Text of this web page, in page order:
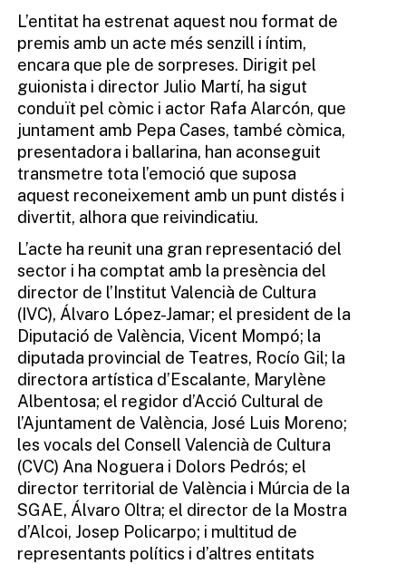
L’entitat ha estrenat aquest nou format de
premis amb un acte més senzill i íntim,
encara que ple de sorpreses. Dirigit pel
guionista i director Julio Martí, ha sigut
conduït pel còmic i actor Rafa Alarcón, que
juntament amb Pepa Cases, també còmica,
presentadora i ballarina, han aconseguit
transmetre tota l’emoció que suposa
aquest reconeixement amb un punt distés i
divertit, alhora que reivindicatiu.
L’acte ha reunit una gran representació del
sector i ha comptat amb la presència del
director de l’Institut Valencià de Cultura
(IVC), Álvaro López-Jamar; el president de la
Diputació de València, Vicent Mompó; la
diputada provincial de Teatres, Rocío Gil; la
directora artística d’Escalante, Marylène
Albentosa; el regidor d’Acció Cultural de
l’Ajuntament de València, José Luis Moreno;
les vocals del Consell Valencià de Cultura
(CVC) Ana Noguera i Dolors Pedrós; el
director territorial de València i Múrcia de la
SGAE, Álvaro Oltra; el director de la Mostra
d’Alcoi, Josep Policarpo; i multitud de
representants polítics i d’altres entitats